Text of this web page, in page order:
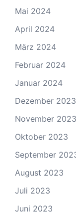
Mai 2024
April 2024
März 2024
Februar 2024
Januar 2024
Dezember 2023
November 2023
Oktober 2023
September
August 2023
Juli 2023
Juni 2023